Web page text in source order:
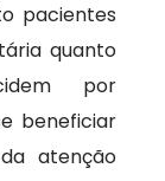
pacientes
quanto
por
beneficiar
atenção